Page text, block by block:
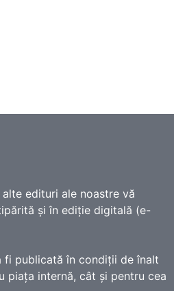
edituri ale noastre vă
și în ediție digitală (e-
fi publicată în condiții de înalt
piața internă, cât și pentru cea